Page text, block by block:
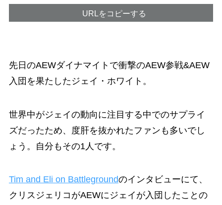
URLをコピーする
先日のAEWダイナマイトで衝撃のAEW参戦&AEW
入団を果たしたジェイ・ホワイト。
世界中がジェイの動向に注目する中でのサプライ
ズだったため、度肝を抜かれたファンも多いでし
ょう。自分もその1人です。
Tim and Eli on Battlegroundのインタビューにて、
クリスジェリコがAEWにジェイが入団したことの